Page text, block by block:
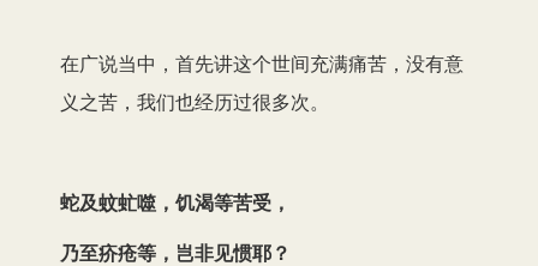
在广说当中，首先讲这个世间充满痛苦，没有意
义之苦，我们也经历过很多次。
蛇及蚊虻噬，饥渴等苦受，
乃至疥疮等，岂非见惯耶？